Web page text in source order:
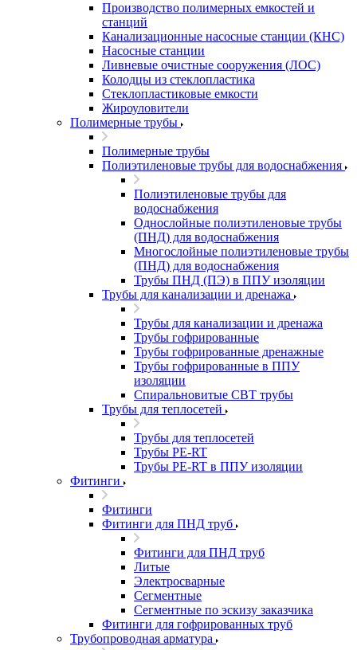
Производство полимерных емкостей и
станций
Канализационные насосные станции (КНС)
Насосные станции
Ливневые очистные сооружения (ЛОС)
Колодцы из стеклопластика
Стеклопластиковые емкости
Жироуловители
Полимерные трубы
Полимерные трубы
Полиэтиленовые трубы для водоснабжения
Полиэтиленовые трубы для
водоснабжения
Однослойные полиэтиленовые трубы
(ПНД) для водоснабжения
Многослойные полиэтиленовые трубы
(ПНД) для водоснабжения
Трубы ПНД (ПЭ) в ППУ изоляции
Трубы для канализации и дренажа
Трубы для канализации и дренажа
Трубы гофрированные
Трубы гофрированные дренажные
Трубы гофрированные в ППУ
изоляции
Спиральновитые СВТ трубы
Трубы для теплосетей
Трубы для теплосетей
Трубы PE-RT
Трубы PE-RT в ППУ изоляции
Фитинги
Фитинги
Фитинги для ПНД труб
Фитинги для ПНД труб
Литые
Электросварные
Сегментные
Сегментные по эскизу заказчика
Фитинги для гофрированных труб
Трубопроводная арматура